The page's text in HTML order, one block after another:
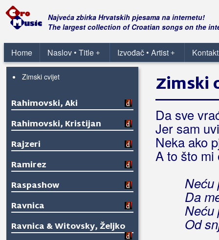
Najveća zbirka Hrvatskih pjesama na internetu!
The largest collection of Croatian songs on the
Home +
Naslov • Title +
Izvođač • Artist
Moje i ničije
Ne
Pravo muško
Sve sjeća na tebe
Zimski cvijet
Rahimovski, Aki
Rahimovski, Kristijan
Rajzeri
Ramirez
Raspashow
Ravnica
Ravnica & Witovsky, Željko
Zimski
Da sve
Jer sam
Neka ako
A to što
Neću
Da
Neću
Od